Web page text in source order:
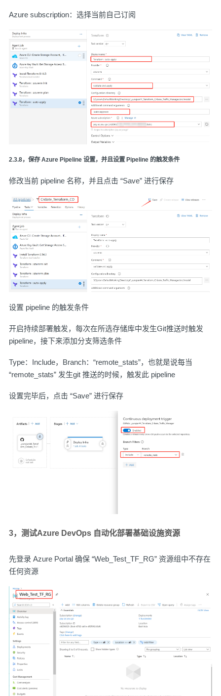
Azure subscription：选择当前自己订阅
2.3.8，保存 Azure Pipeline 设置，并且设置 Pipeline 的触发条件
修改当前 pipeline 名称，并且点击 “Save” 进行保存
设置 pipeline 的触发条件
开启持续部署触发，每次在所选存储库中发生Git推送时触发
pipeline，接下来添加分支筛选条件
Type：Include，Branch：“remote_stats”，也就是说每当
“remote_stats” 发生git 推送的时候，触发此 pipeline
设置完毕后，点击 “Save” 进行保存
3，测试Azure DevOps 自动化部署基础设施资源
先登录 Azure Portal 确保 “Web_Test_TF_RG” 资源组中不存在
任何资源